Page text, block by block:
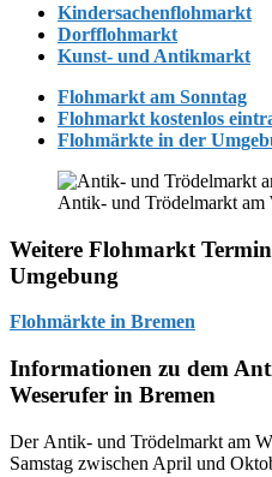
Kindersachenflohmarkt
Dorfflohmarkt
Kunst- und Antikmarkt
Flohmarkt am Sonntag
Flohmarkt kostenlos
Flohmärkte in der
Antik- und Trödelmarkt am
Weitere Flohmarkt
Umgebung
Flohmärkte in Bremen
Informationen zu dem
Weserufer in Bremen
Der Antik- und Trödelmarkt am
Samstag zwischen April und